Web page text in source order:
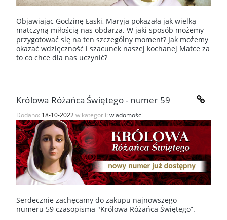
Objawiając Godzinę Łaski, Maryja pokazała jak wielką
matczyną miłością nas obdarza. W jaki sposób możemy
przygotować się na ten szczególny moment? Jak możemy
okazać wdzięczność i szacunek naszej kochanej Matce za
to co chce dla nas uczynić?
Królowa Różańca Świętego - numer 59
Dodano: 18-10-2022w kategorii: wiadomości
Serdecznie zachęcamy do zakupu najnowszego
numeru 59 czasopisma "Królowa Różańca Świętego”.